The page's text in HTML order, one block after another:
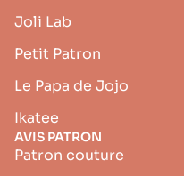
Joli Lab
Petit Patron
Le Papa de Jojo
Ikatee
AVIS PATRON
Patron couture